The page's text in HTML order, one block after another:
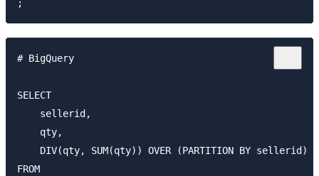
# BigQuery
SELECT
    sellerid,
    qty,
DIV(qty, SUM(qty)) OVER (PARTITION BY sellerid)
FROM